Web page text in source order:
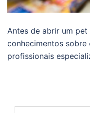
Antes de abrir um
conhecimentos sobre
profissionais